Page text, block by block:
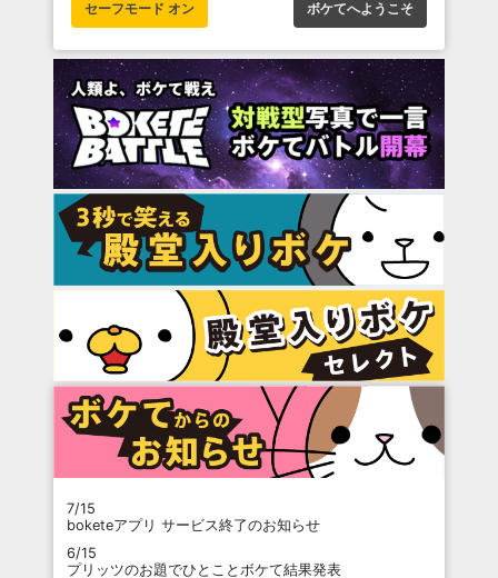
セーフモード オン ボケてへようこそ
7/15
boketeアプリ サービス終了のお知らせ
6/15
プリッツのお題でひとことボケて結果発表